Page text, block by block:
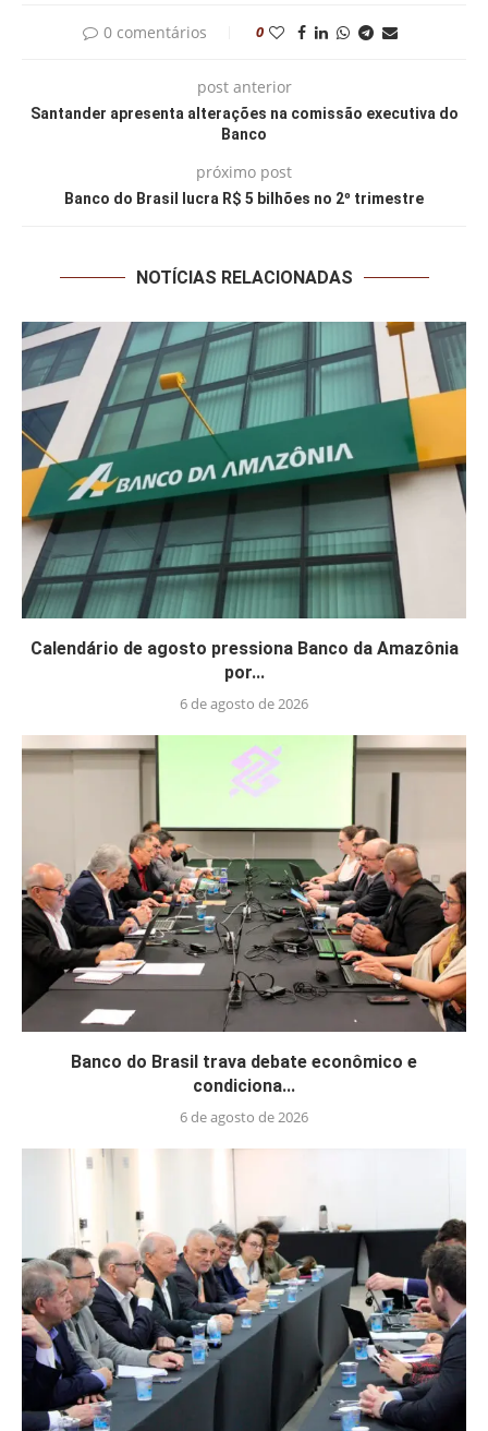
0 comentários 0
post anterior
Santander apresenta alterações na comissão executiva do
Banco
próximo post
Banco do Brasil lucra R$ 5 bilhões no 2º trimestre
NOTÍCIAS RELACIONADAS
Calendário de agosto pressiona Banco da Amazônia
por...
6 de agosto de 2026
Banco do Brasil trava debate econômico e
condiciona...
6 de agosto de 2026